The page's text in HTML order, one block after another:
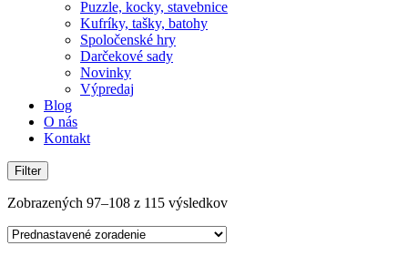
Puzzle, kocky, stavebnice
Kufríky, tašky, batohy
Spoločenské hry
Darčekové sady
Novinky
Výpredaj
Blog
O nás
Kontakt
Filter
Zobrazených 97–108 z 115 výsledkov